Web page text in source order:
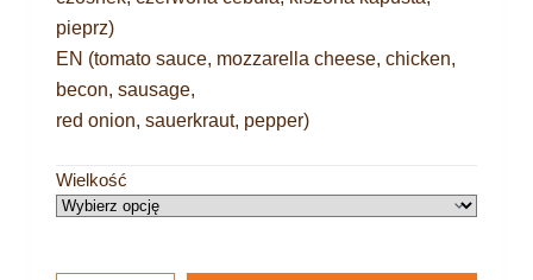
pieprz)
EN (tomato sauce, mozzarella cheese, chicken,
becon, sausage,
red onion, sauerkraut, pepper)
Wielkość